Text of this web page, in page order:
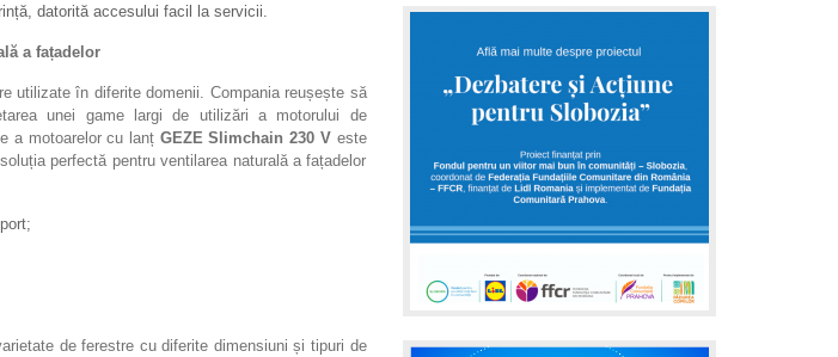
datorită accesului facil la servicii.
a fațadelor
utilizate în diferite domenii. Compania reușește să
unei game largi de utilizări a motorului de
a motoarelor cu lanț GEZE Slimchain 230 Veste
perfectă pentru ventilarea naturală a fațadelor
de ferestre cu diferite dimensiuni și tipuri de